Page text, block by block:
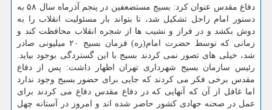
دفاع مقدس عنوان كرد: بسیج مستضعفین در پنجم آذرماه سال ۵۸ به
دستور امام راحل تشكیل شد، تا بتواند بار مسئولیت انقلاب را به
دوش بكشد و در فراز و نشیب ها از شجره انقلاب محافظت كند و
زمانی كه توسط حضرت امام(ره) فرمان بسیج ۲۰ میلیونی صادر
شد، خیلی های تصور نمی كردند بسیج با این گستردگی بوجود بیاید.
رئیس سازمان بسیج شهرداری تهران اظهار داشت: پس از دفاع
مقدس برخی فكر می كردند كه جایی برای حضور بسیج وجود ندارد
اما غافل از آن كه آنهایی كه در دفاع مقدس دفاع می كردند برای
عمل در صحنه جهادی كشور حاضر شده اند و امروز در آستانه چهل